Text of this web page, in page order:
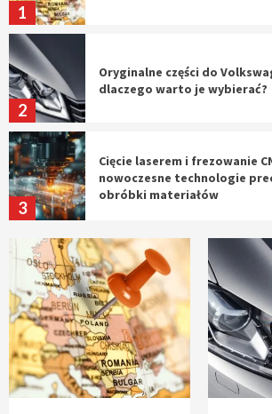
1
2
Oryginalne części do
dlaczego warto je wybierać?
3
Cięcie laserem i frezowanie
nowoczesne technologie
obróbki materiałów
4
Czy sztuczna inteligencja
geodety w przyszłości?
5
Tworzenie aplikacji
powstają nowoczesne